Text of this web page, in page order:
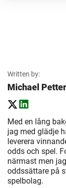
Written by:
Michael
Med en lång
jag med glädje
leverera
odds och spel.
närmast men
oddssättare på
spelbolag.